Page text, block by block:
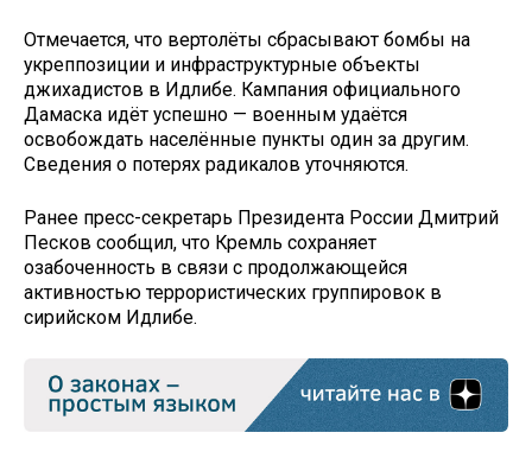
Отмечается, что вертолёты сбрасывают бомбы на
укреппозиции и инфраструктурные объекты
джихадистов в Идлибе. Кампания официального
Дамаска идёт успешно — военным удаётся
освобождать населённые пункты один за другим.
Сведения о потерях радикалов уточняются.
Ранее пресс-секретарь Президента России Дмитрий
Песков сообщил, что Кремль сохраняет
озабоченность в связи с продолжающейся
активностью террористических группировок в
сирийском Идлибе.